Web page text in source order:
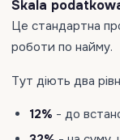
Skala
Це стандартна
роботи по найму.
Тут діють два
12% - до